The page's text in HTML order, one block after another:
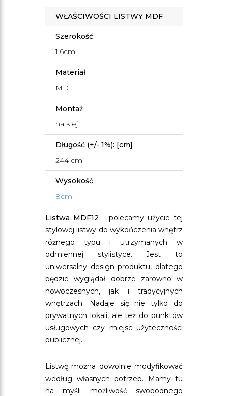
WŁAŚCIWOŚCI LISTWY MDF
Szerokość
1,6cm
Materiał
MDF
Montaż
na klej
Długość (+/- 1%): [cm]
244 cm
Wysokość
8cm
Listwa MDF12 - polecamy użycie tej
stylowej listwy do wykończenia wnętrz
różnego typu i utrzymanych w
odmiennej stylistyce. Jest to
uniwersalny design produktu, dlatego
będzie wyglądał dobrze zarówno w
nowoczesnych, jak i tradycyjnych
wnętrzach. Nadaje się nie tylko do
prywatnych lokali, ale też do punktów
usługowych czy miejsc użyteczności
publicznej.
Listwę można dowolnie modyfikować
według własnych potrzeb. Mamy tu
na myśli możliwość swobodnego